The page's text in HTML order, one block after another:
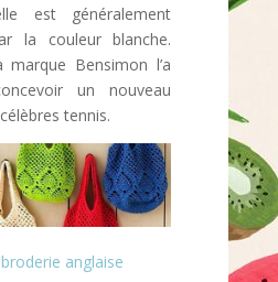
est généralement
la couleur blanche.
marque Bensimon l’a
un nouveau
tennis.
anglaise